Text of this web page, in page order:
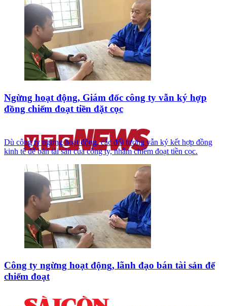
Ngừng hoạt động, Giám đốc công ty vẫn ký hợp
đồng chiếm đoạt tiền đặt cọc
Dù công ty ngưng hoạt động, các đối tượng vẫn ký kết hợp đồng
kinh tế để bán tài sản của công ty, nhằm chiếm đoạt tiền cọc.
Công ty ngừng hoạt động, lãnh đạo bán tài sản để
chiếm đoạt